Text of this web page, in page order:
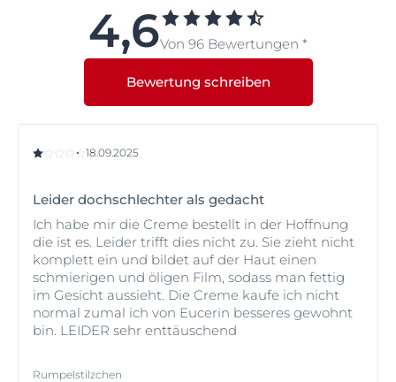
besonders gut als Anti-Falten Pflege für trockene Haut
4,6Von 96 Bewertungen *
Bewertung schreiben
18.09.2025
Leider dochschlechter als gedacht
Ich habe mir die Creme bestellt in der Hoffnung
die ist es. Leider trifft dies nicht zu. Sie zieht nicht
komplett ein und bildet auf der Haut einen
schmierigen und öligen Film, sodass man fettig
im Gesicht aussieht. Die Creme kaufe ich nicht
normal zumal ich von Eucerin besseres gewohnt
bin. LEIDER sehr enttäuschend
Rumpelstilzchen